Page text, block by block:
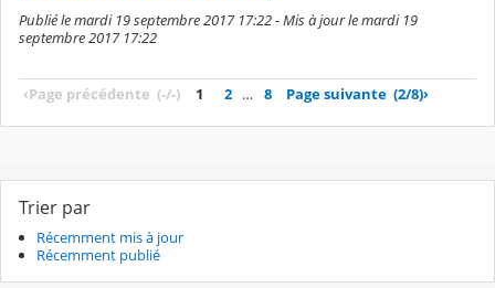
Publié le mardi 19 septembre 2017 17:22 - Mis à jour le mardi 19
septembre 2017 17:22
‹Page précédente (-/-) 1 2 … 8 Page suivante (2/8)›
Trier par
Récemment mis à jour
Récemment publié